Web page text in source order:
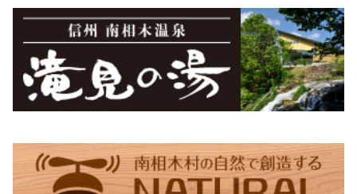
食べるビーツドレッシング（大）
食べるビーツドレッシング（小）
蕎麦珈琲「実ト豆」（ビン）
Moccai・48ピースパック
シナノユキマス・フィギュア
御座山ピンバッジ
滝見の湯オリジナルグッズ
滝見の湯エコバッグ（Sサイズ）
グレイ
ちょっくらさん・クリアファイル
ちょっくらさん・ステッカー